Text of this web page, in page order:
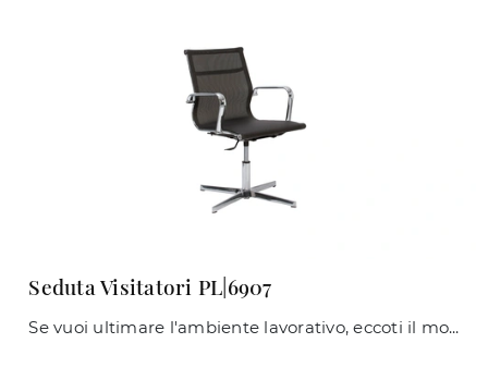
Seduta Visitatori PL|6907
Se vuoi ultimare l'ambiente lavorativo, eccoti il modello Seduta Visitatori PL|6907 di Giessegi tra differenti soluzioni di sedie ospiti e attesa.